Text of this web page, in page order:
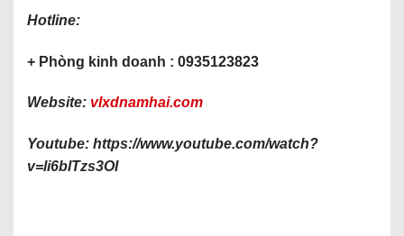
Hotline:
+ Phòng kinh doanh : 0935123823
Website: vlxdnamhai.com
Youtube: https://www.youtube.com/watch?
v=li6blTzs3OI